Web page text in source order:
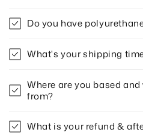
Do you have
What's your shipping
Where are you based
from?
What is your refund &